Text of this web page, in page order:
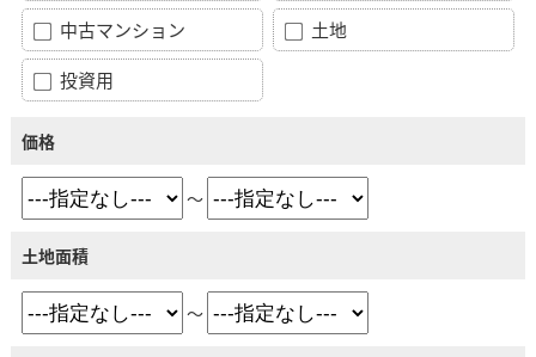
中古マンション
土地
投資用
価格
～
土地面積
～